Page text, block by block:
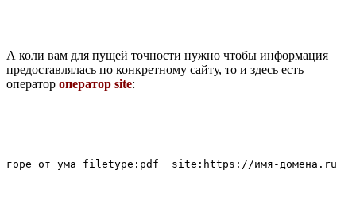
А коли вам для пущей точности нужно чтобы информация
предоставлялась по конкретному сайту, то и здесь есть
оператор оператор site: